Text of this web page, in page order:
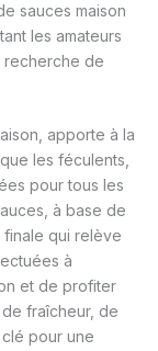
sauces maison
les amateurs
recherche de
apporte à la
les féculents,
pour tous les
à base de
qui relève
à
et de profiter
fraîcheur, de
pour une